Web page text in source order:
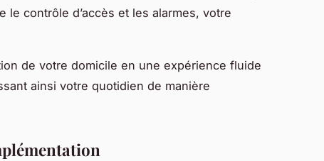
le contrôle d’accès et les alarmes, votre
de votre domicile en une expérience fluide
ainsi votre quotidien de manière